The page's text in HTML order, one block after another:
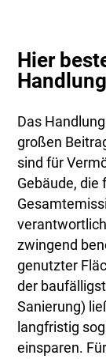
Hier
Das
großen
sind für
Gebäude, die
zwingend
genutzter
der
Sanierung)
langfristig
einsparen.